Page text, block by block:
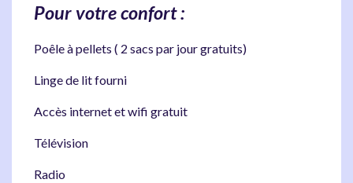
Pour votre confort :
Poêle à pellets ( 2 sacs par jour gratuits)
Linge de lit fourni
Accès internet et wifi gratuit
Télévision
Radio